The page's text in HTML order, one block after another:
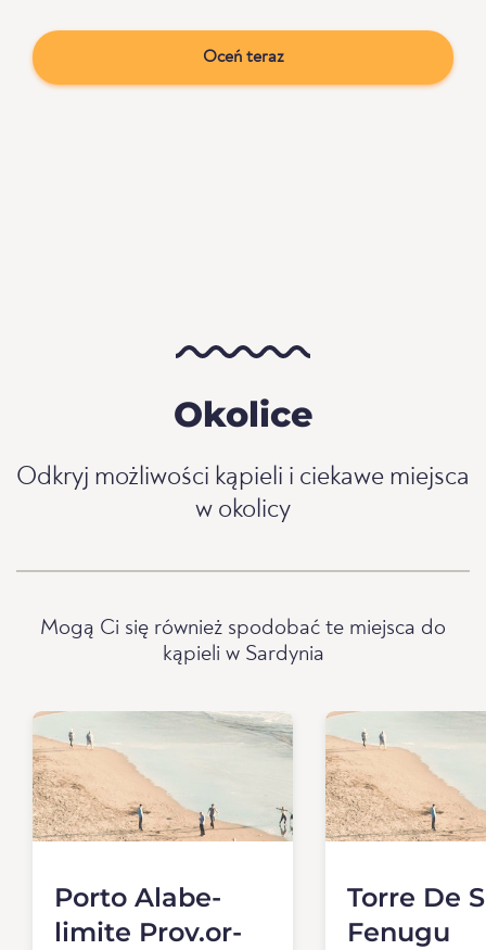
Oceń teraz
Okolice
Odkryj możliwości kąpieli i ciekawe miejsca
w okolicy
Mogą Ci się również spodobać te miejsca do
kąpieli w Sardynia
Porto Alabe-
limite Prov.or-
Torre De
Fenugu